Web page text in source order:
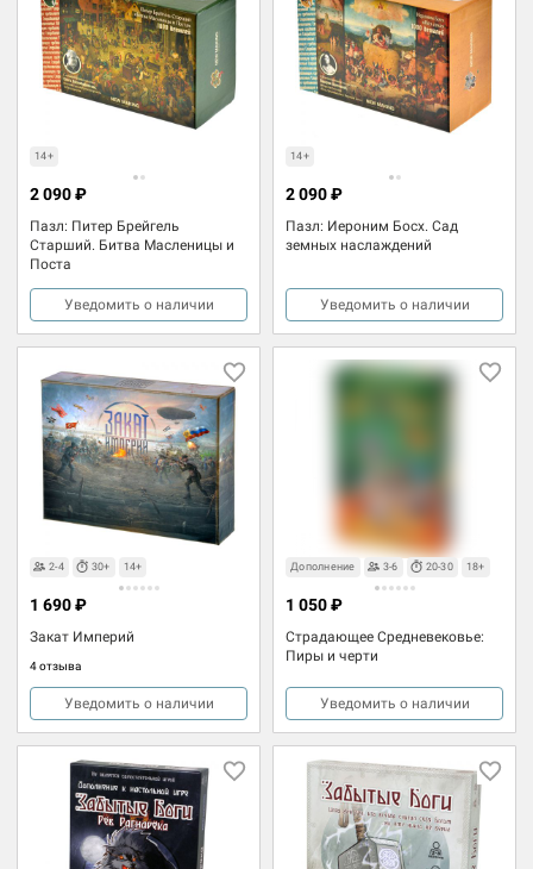
14+
Пазл: Питер Брейгель
Старший. Битва Масленицы и
Поста
2 090 ₽
Уведомить о наличии
14+
Пазл: Иероним Босх. Сад
земных наслаждений
2 090 ₽
Уведомить о наличии
2-4 30+ 14+
Закат Империй
4 отзыва
1 690 ₽
Уведомить о наличии
Товары для взрослых
Дополнение 3-6 20-30 18+
Страдающее Средневековье:
Пиры и черти
1 050 ₽
Уведомить о наличии